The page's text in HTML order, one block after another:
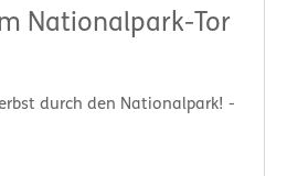
Nationalpark-Tor
durch den Nationalpark! -